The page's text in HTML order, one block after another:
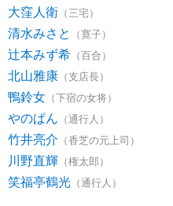
大窪人衛 （三宅）
清水みさと （寛子）
辻本みず希 （百合）
北山雅康 （支店長）
鴨鈴女 （下宿の女将）
やのぱん （通行人）
竹井亮介 （香芝の元上司）
川野直輝 （権太郎）
笑福亭鶴光 （通行人）